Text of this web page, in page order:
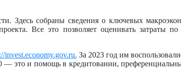
Здесь собраны сведения о ключевых
Все это позволяет оценивать затраты
invest.economy.gov.ru. За 2023 год им
— это и помощь в кредитовании,